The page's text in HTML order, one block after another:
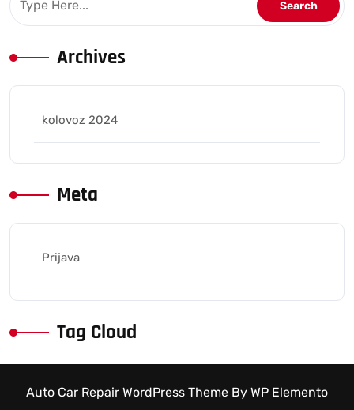
Archives
kolovoz 2024
Meta
Prijava
Tag Cloud
Auto Car Repair WordPress Theme By WP Elemento